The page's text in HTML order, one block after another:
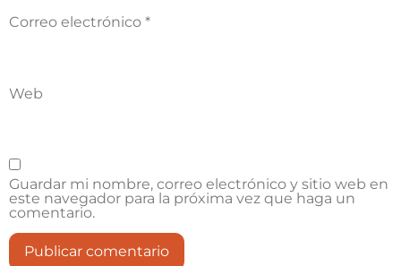
Correo electrónico *
Web
Guardar mi nombre, correo electrónico y sitio web en
este navegador para la próxima vez que haga un
comentario.